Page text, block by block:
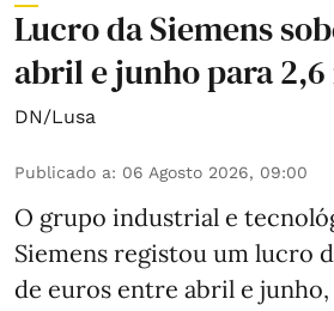
Lucro da Siemens
abril e junho para
DN/Lusa
Publicado a: 06 Agosto 2026, 09:00
O grupo industrial e
Siemens registou um lucro
de euros entre abril e